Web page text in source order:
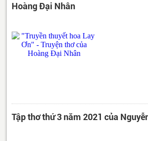
Hoàng Đại Nhân
Tập thơ thứ 3 năm 2021 của